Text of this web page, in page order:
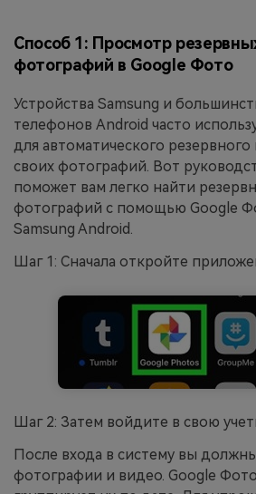
Способ 1: Просмотр
фотографий в Google Фото
Устройства Samsung и
телефонов Android часто
для автоматического
своих фотографий. Вот
поможет вам легко найти
фотографий с помощью Google
Samsung Android.
Шаг 1: Сначала откройте
Шаг 2: Затем войдите в свою
После входа в систему вы
фотографии и видео. Google